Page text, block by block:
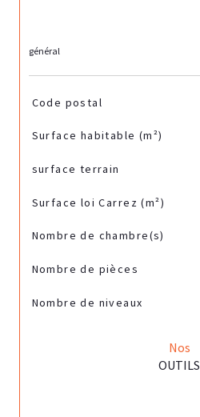
général
TRAD_SIROCCO_Caracteristique
Code postal
Surface habitable (m²)
surface terrain
Surface loi Carrez (m²)
Nombre de chambre(s)
Nombre de pièces
Nombre de niveaux
Nos
OUTILS